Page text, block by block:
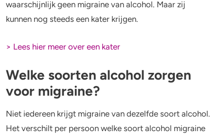
waarschijnlijk geen migraine van alcohol. Maar zij
kunnen nog steeds een kater krijgen.
> Lees hier meer over een kater
Welke soorten alcohol zorgen
voor migraine?
Niet iedereen krijgt migraine van dezelfde soort alcohol.
Het verschilt per persoon welke soort alcohol migraine